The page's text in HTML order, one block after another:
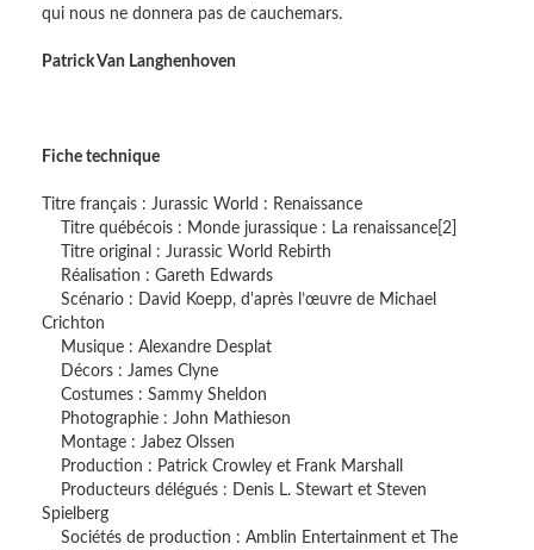
qui nous ne donnera pas de cauchemars.
Patrick Van Langhenhoven
Fiche technique
Titre français : Jurassic World : Renaissance
Titre québécois : Monde jurassique : La renaissance[2]
Titre original : Jurassic World Rebirth
Réalisation : Gareth Edwards
Scénario : David Koepp, d'après l’œuvre de Michael
Crichton
Musique : Alexandre Desplat
Décors : James Clyne
Costumes : Sammy Sheldon
Photographie : John Mathieson
Montage : Jabez Olssen
Production : Patrick Crowley et Frank Marshall
Producteurs délégués : Denis L. Stewart et Steven
Spielberg
Sociétés de production : Amblin Entertainment et The